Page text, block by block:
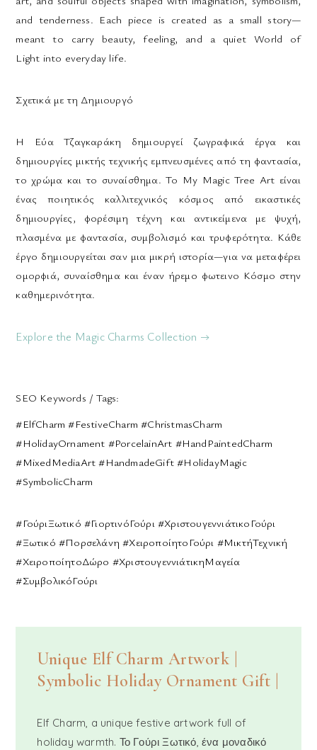
and tenderness. Each piece is created as a small story—
meant to carry beauty, feeling, and a quiet World of
Light into everyday life.
Σχετικά με τη Δημιουργό
Η Εύα Τζαγκαράκη δημιουργεί ζωγραφικά έργα και
δημιουργίες μικτής τεχνικής εμπνευσμένες από τη φαντασία,
το χρώμα και το συναίσθημα. Το My Magic Tree Art είναι
ένας ποιητικός καλλιτεχνικός κόσμος από εικαστικές
δημιουργίες, φορέσιμη τέχνη και αντικείμενα με ψυχή,
πλασμένα με φαντασία, συμβολισμό και τρυφερότητα. Κάθε
έργο δημιουργείται σαν μια μικρή ιστορία—για να μεταφέρει
ομορφιά, συναίσθημα και έναν ήρεμο φωτεινο Κόσμο στην
καθημερινότητα.
Explore the Magic Charms Collection →
SEO Keywords / Tags:
#ElfCharm #FestiveCharm #ChristmasCharm
#HolidayOrnament #PorcelainArt #HandPaintedCharm
#MixedMediaArt #HandmadeGift #HolidayMagic
#SymbolicCharm
#ΓούριΞωτικό #ΓιορτινόΓούρι #ΧριστουγεννιάτικοΓούρι
#Ξωτικό #Πορσελάνη #ΧειροποίητοΓούρι #ΜικτήΤεχνική
#ΧειροποίητοΔώρο #ΧριστουγεννιάτικηΜαγεία
#ΣυμβολικόΓούρι
Unique Elf Charm Artwork |
Symbolic Holiday Ornament Gift |
Elf Charm, a unique festive artwork full of
holiday warmth. Το Γούρι Ξωτικό, ένα μοναδικό